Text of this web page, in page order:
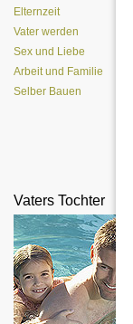
Elternzeit
Vater werden
Sex und Liebe
Arbeit und Familie
Selber Bauen
Vaters Tochter